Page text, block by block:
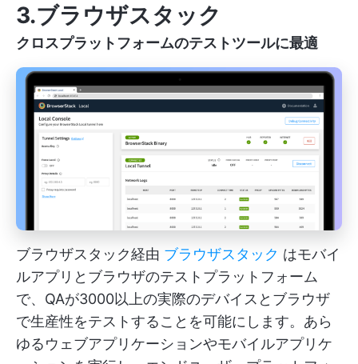
3.ブラウザスタック
クロスプラットフォームのテストツールに最適
ブラウザスタック経由 ブラウザスタック はモバイ
ルアプリとブラウザのテストプラットフォーム
で、QAが3000以上の実際のデバイスとブラウザ
で生産性をテストすることを可能にします。あら
ゆるウェブアプリケーションやモバイルアプリケ